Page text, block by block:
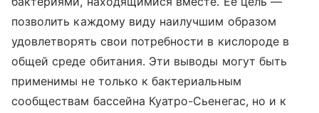
позволить каждому виду наилучшим образом
удовлетворять свои потребности в кислороде в
общей среде обитания. Эти выводы могут быть
применимы не только к бактериальным
сообществам бассейна Куатро-Сьенегас, но и к